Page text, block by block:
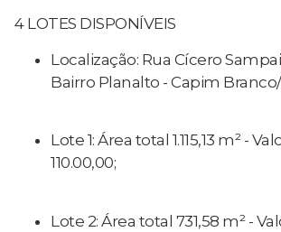
4 LOTES DISPONÍVEIS
Localização: Rua Cícero
Bairro Planalto - Capim Branco/
Lote 1: Área total 1.115,13 m² -
110.00,00;
Lote 2: Área total 731,58 m² -